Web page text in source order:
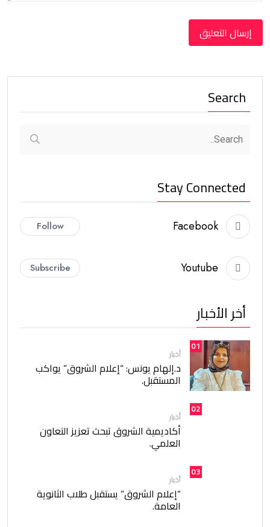
Search
Stay Connected
Facebook
Follow
Youtube
Subscribe
أخر الأخبار
01
أخبار
د.إلهام يونس: “إعلام الشروق” يواكب
المستقبل.
02
أخبار
أكاديمية الشروق تبحث تعزيز التعاون
العلمي.
03
أخبار
“إعلام الشروق” يستقبل طلاب الثانوية
العامة.